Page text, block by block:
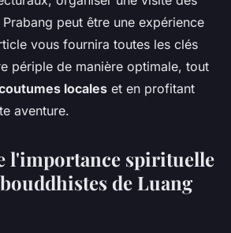
peut être une expérience
vous fournira toutes les clés
périple de manière optimale, tout
locales et en profitant
aventure.
l'importance spirituelle
de Luang